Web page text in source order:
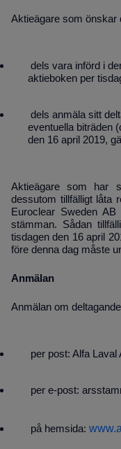
Aktieägare som önskar
dels vara införd i
aktieboken per
dels anmäla sitt
eventuella biträden
den 16 april 2019,
Aktieägare som har
dessutom tillfälligt låta
Euroclear Sweden
stämman. Sådan
tisdagen den 16 april
före denna dag måste
Anmälan
Anmälan om
per post: Alfa Laval
per e-post:
på hemsida: